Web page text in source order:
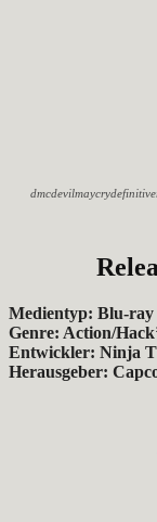
Medientyp: Blu-ray
Genre: Action/
Entwickler: Ninja
Herausgeber: